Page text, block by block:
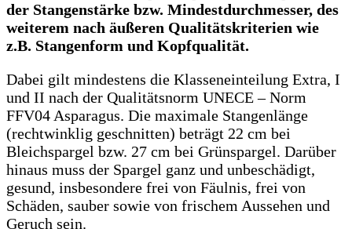
der Stangenstärke bzw. Mindestdurchmesser, des
weiterem nach äußeren Qualitätskriterien wie
z.B. Stangenform und Kopfqualität.
Dabei gilt mindestens die Klasseneinteilung Extra, I
und II nach der Qualitätsnorm UNECE – Norm
FFV04 Asparagus. Die maximale Stangenlänge
(rechtwinklig geschnitten) beträgt 22 cm bei
Bleichspargel bzw. 27 cm bei Grünspargel. Darüber
hinaus muss der Spargel ganz und unbeschädigt,
gesund, insbesondere frei von Fäulnis, frei von
Schäden, sauber sowie von frischem Aussehen und
Geruch sein.